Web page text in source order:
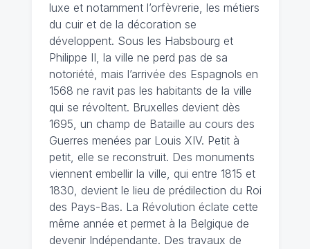
luxe et notamment l’orfèvrerie, les métiers
du cuir et de la décoration se
développent. Sous les Habsbourg et
Philippe II, la ville ne perd pas de sa
notoriété, mais l’arrivée des Espagnols en
1568 ne ravit pas les habitants de la ville
qui se révoltent. Bruxelles devient dès
1695, un champ de Bataille au cours des
Guerres menées par Louis XIV. Petit à
petit, elle se reconstruit. Des monuments
viennent embellir la ville, qui entre 1815 et
1830, devient le lieu de prédilection du Roi
des Pays-Bas. La Révolution éclate cette
même année et permet à la Belgique de
devenir Indépendante. Des travaux de